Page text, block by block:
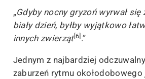
„Gdyby nocny gryzoń wyrwał
biały dzień, byłby wyjątkowo
innych zwierząt[6] .”
Jednym z najbardziej
zaburzeń rytmu okołodobowego